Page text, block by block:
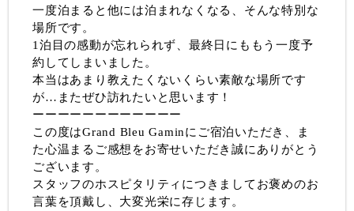
一度泊まると他には泊まれなくなる、そんな特別な
場所です。
1泊目の感動が忘れられず、最終日にももう一度予
約してしまいました。
本当はあまり教えたくないくらい素敵な場所です
が…またぜひ訪れたいと思います！
ーーーーーーーーーーーー
この度はGrand Bleu Gaminにご宿泊いただき、ま
た心温まるご感想をお寄せいただき誠にありがとう
ございます。
スタッフのホスピタリティにつきましてお褒めのお
言葉を頂戴し、大変光栄に存じます。